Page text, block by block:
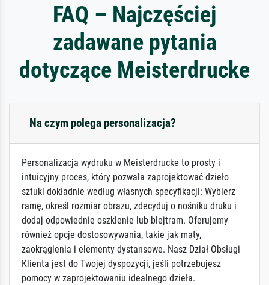
FAQ – Najczęściej
zadawane pytania
dotyczące Meisterdrucke
Na czym polega personalizacja?
Personalizacja wydruku w Meisterdrucke to prosty i
intuicyjny proces, który pozwala zaprojektować dzieło
sztuki dokładnie według własnych specyfikacji: Wybierz
ramę, określ rozmiar obrazu, zdecyduj o nośniku druku i
dodaj odpowiednie oszklenie lub blejtram. Oferujemy
również opcje dostosowywania, takie jak maty,
zaokrąglenia i elementy dystansowe. Nasz Dział Obsługi
Klienta jest do Twojej dyspozycji, jeśli potrzebujesz
pomocy w zaprojektowaniu idealnego dzieła.